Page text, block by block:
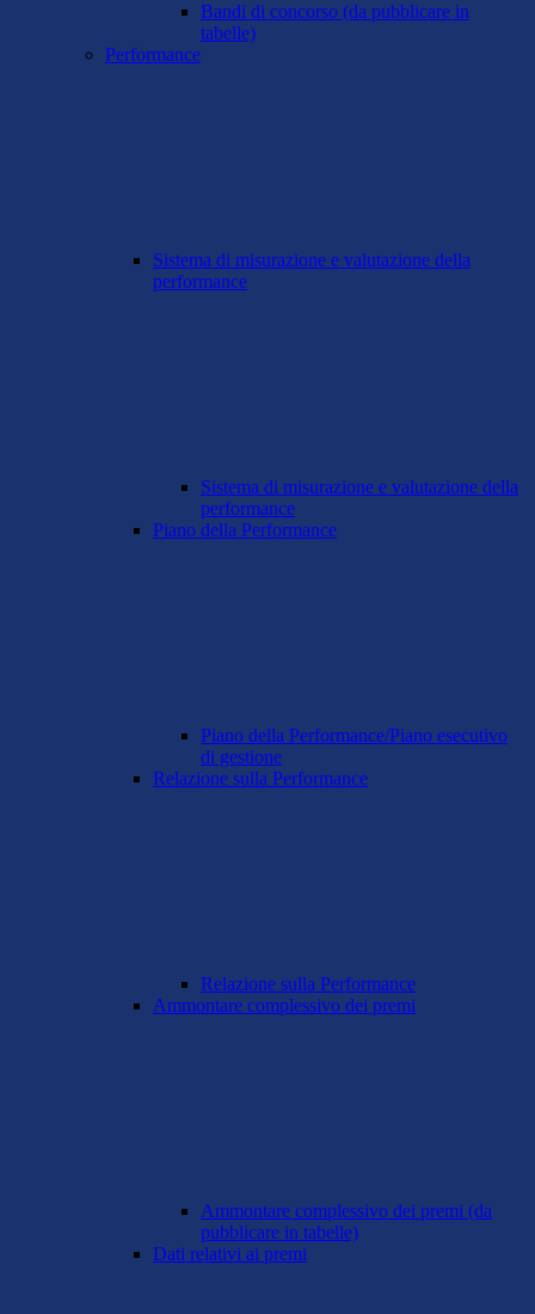
Bandi di concorso (da pubblicare in
tabelle)
Performance
Sistema di misurazione e valutazione della
performance
Sistema di misurazione e valutazione della
performance
Piano della Performance
Piano della Performance/Piano esecutivo
di gestione
Relazione sulla Performance
Relazione sulla Performance
Ammontare complessivo dei premi
Ammontare complessivo dei premi (da
pubblicare in tabelle)
Dati relativi ai premi